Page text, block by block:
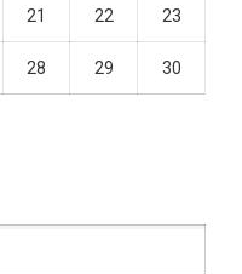
21 22 23
28 29 30